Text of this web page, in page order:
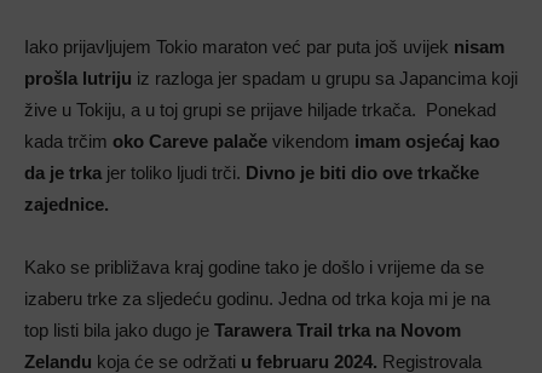
Iako prijavljujem Tokio maraton već par puta još uvijek nisam
prošla lutriju iz razloga jer spadam u grupu sa Japancima koji
žive u Tokiju, a u toj grupi se prijave hiljade trkača. Ponekad
kada trčim oko Careve palače vikendom imam osjećaj kao
da je trka jer toliko ljudi trči. Divno je biti dio ove trkačke
zajednice.
Kako se približava kraj godine tako je došlo i vrijeme da se
izaberu trke za sljedeću godinu. Jedna od trka koja mi je na
top listi bila jako dugo je Tarawera Trail trka na Novom
Zelandu koja će se održati u februaru 2024. Registrovala